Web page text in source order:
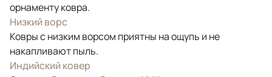
орнаменту ковра.
Низкий ворс
Ковры с низким ворсом приятны на ощупь и не
накапливают пыль.
Индийский ковер